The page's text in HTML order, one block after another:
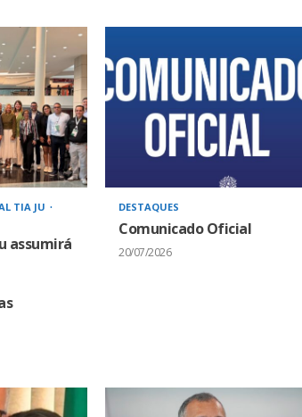
TIA JU
assumirá
DESTAQUES
Comunicado Oficial
20/07/2026